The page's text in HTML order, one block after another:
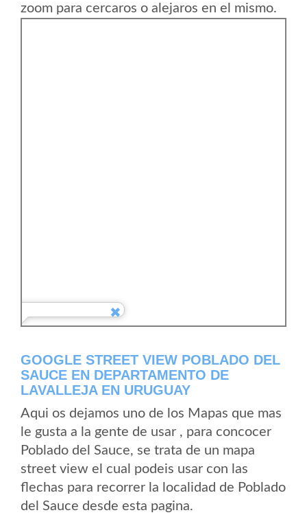
zoom para cercaros o alejaros en el mismo.
GOOGLE STREET VIEW POBLADO DEL
SAUCE EN DEPARTAMENTO DE
LAVALLEJA EN URUGUAY
Aqui os dejamos uno de los Mapas que mas
le gusta a la gente de usar , para concocer
Poblado del Sauce, se trata de un mapa
street view el cual podeis usar con las
flechas para recorrer la localidad de Poblado
del Sauce desde esta pagina.